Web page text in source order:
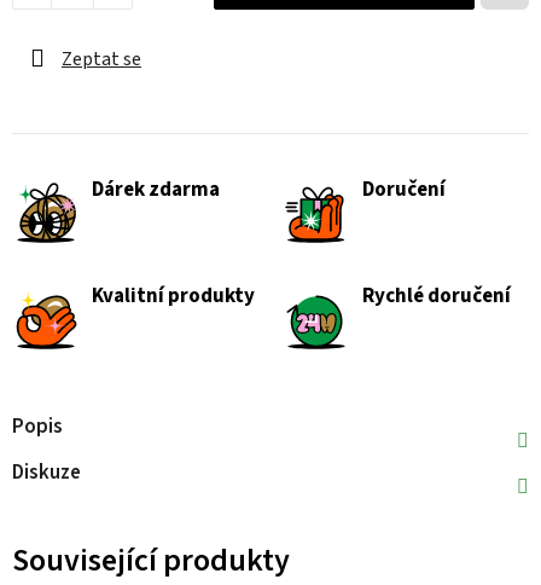
Zeptat se
Dárek zdarma Doručení
Kvalitní produkty Rychlé doručení
Popis
Diskuze
Související produkty